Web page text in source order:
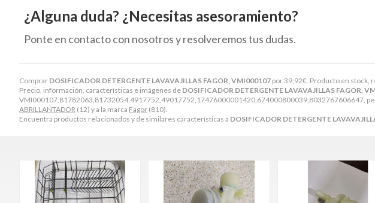
Comprar DOSIFICADOR DETERGENTE LAVAVAJILLAS FAGOR, VMI000107 por39,92€ . Producto en stock,
Precio, información, características e imágenes de DOSIFICADOR DETERGENTE LAVAVAJILLAS FAGOR,
VMI000107,81782063,81732054,4917752,49017752,17476000001420,674000800039,8032767606647,
ABRILLANTADOR (12) y a la marca Fagor (810).
Encuentra productos relacionados y de similares características a DOSIFICADOR DETERGENTE
¿Alguna duda? ¿Necesitas asesoramiento?
Ponte en contacto con nosotros y resolveremos tus dudas.